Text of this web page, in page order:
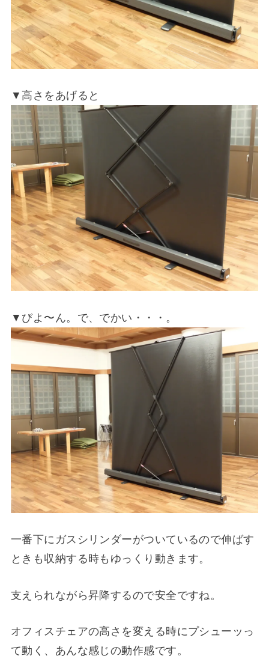
▼高さをあげると
▼びよ〜ん。で、でかい・・・。
一番下にガスシリンダーがついているので伸ばす
ときも収納する時もゆっくり動きます。
支えられながら昇降するので安全ですね。
オフィスチェアの高さを変える時にプシューッっ
て動く、あんな感じの動作感です。